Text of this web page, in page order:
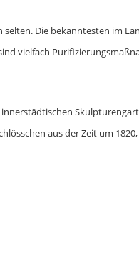
Die bekanntesten im
vielfach
aus der Zeit um